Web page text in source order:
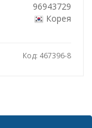
96943729
Корея
Код: 467396-8